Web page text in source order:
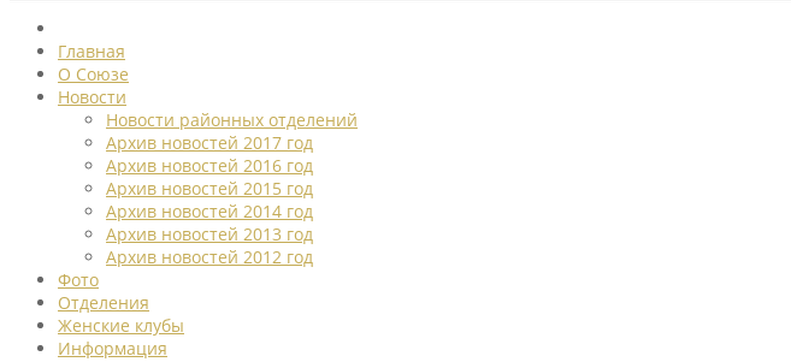
Главная
О Союзе
Новости
Новости районных отделений
Архив новостей 2017 год
Архив новостей 2016 год
Архив новостей 2015 год
Архив новостей 2014 год
Архив новостей 2013 год
Архив новостей 2012 год
Фото
Отделения
Женские клубы
Информация